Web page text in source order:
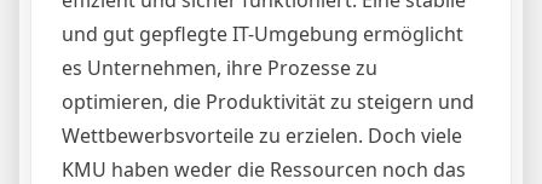
und gut gepflegte IT-Umgebung ermöglicht
es Unternehmen, ihre Prozesse zu
optimieren, die Produktivität zu steigern und
Wettbewerbsvorteile zu erzielen. Doch viele
KMU haben weder die Ressourcen noch das